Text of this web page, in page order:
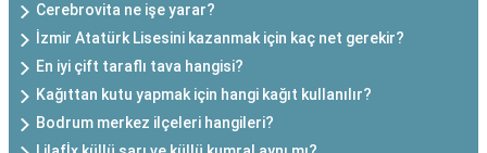
Cerebrovita ne işe yarar?
İzmir Atatürk Lisesini kazanmak için kaç net gerekir?
En iyi çift taraflı tava hangisi?
Kağıttan kutu yapmak için hangi kağıt kullanılır?
Bodrum merkez ilçeleri hangileri?